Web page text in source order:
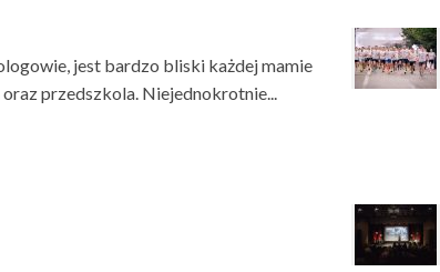
jest bardzo bliski każdej mamie
przedszkola. Niejednokrotnie...